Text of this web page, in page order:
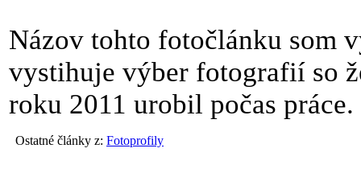
Názov tohto fotočlánku som
vystihuje výber fotografií so
roku 2011 urobil počas práce.
Ostatné články z: Fotoprofily